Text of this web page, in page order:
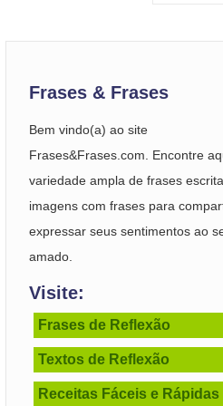
Frases & Frases
Bem vindo(a) ao site
Frases&Frases.com. Encontre
variedade ampla de frases
imagens com frases para
expressar seus sentimentos ao
amado.
Visite:
Frases de Reflexão
Textos de Reflexão
Receitas Fáceis e Rápidas